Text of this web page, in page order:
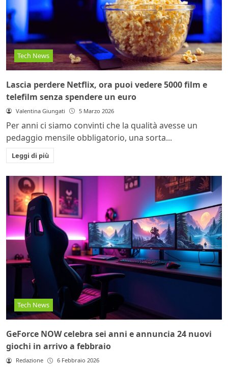
Tech News
Lascia perdere Netflix, ora puoi vedere 5000 film e
telefilm senza spendere un euro
Valentina Giungati 5 Marzo 2026
Per anni ci siamo convinti che la qualità avesse un
pedaggio mensile obbligatorio, una sorta...
Leggi di più
Tech News
GeForce NOW celebra sei anni e annuncia 24 nuovi
giochi in arrivo a febbraio
Redazione 6 Febbraio 2026